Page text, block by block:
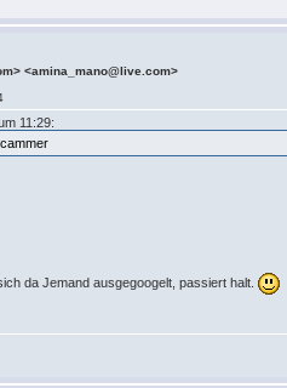
<amina_mano@live.com>
11:29:
da Jemand ausgegoogelt, passiert halt.